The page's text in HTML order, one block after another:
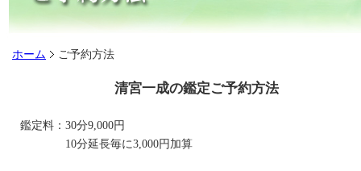
ホーム ご予約方法
清宮一成の鑑定ご予約方法
鑑定料：30分9,000円
10分延長毎に3,000円加算